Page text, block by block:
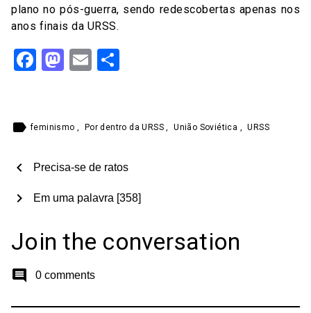
plano no pós-guerra, sendo redescobertas apenas nos
anos finais da URSS.
Facebook
Mastodon
Email
label feminismo Por dentro da URSS União Soviética URSS
chevron_left Precisa-se de ratos
Em uma palavra [358]
chevron_right
Join the conversation
comment 0 comments